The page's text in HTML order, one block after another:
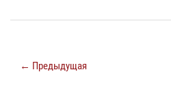
← Предыдущая